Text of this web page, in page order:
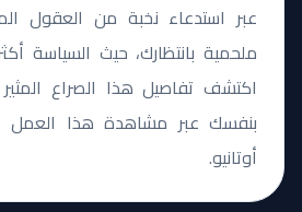
عبر استدعاء نخبة من العقول
ملحمية بانتظارك، حيث السياسة
اكتشف تفاصيل هذا الصراع
بنفسك عبر مشاهدة هذا
أوتانيو.